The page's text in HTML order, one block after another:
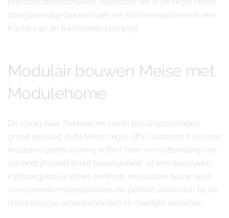
prefabricatietechnieken, waardoor we in de regio Meise
hoogwaardige bouwprojecten kunnen realiseren in een
fractie van de traditionele bouwtijd.
Modulair bouwen Meise met
Modulehome
De vraag naar flexibele en snelle bouwoplossingen
groeit gestaag in de Meise regio. Of u nu droomt van een
moderne gezinswoning in Berchem, een uitbreiding van
uw bedrijfspand in het havengebied, of een duurzaam
kantoorgebouw in het centrum, modulaire bouw biedt
verrassende mogelijkheden die perfect aansluiten bij de
hedendaagse woonbehoeften en zakelijke vereisten.